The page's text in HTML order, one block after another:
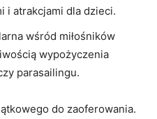
i ⁢atrakcjami ‍dla dzieci.
wśród miłośników⁤
wypożyczenia
‌parasailingu.
do zaoferowania.